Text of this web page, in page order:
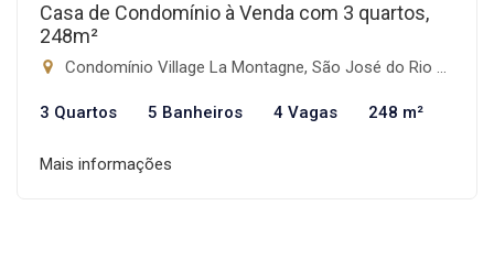
Casa de Condomínio à Venda com 3 quartos,
248m²
Condomínio Village La Montagne, São José do Rio Preto-SP
3 Quartos 5 Banheiros 4 Vagas 248 m²
Mais informações